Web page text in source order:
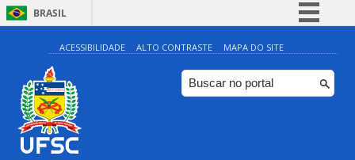
BRASIL
Simplifique!
Comunica BR
Participe
ACESSIBILIDADE ALTO CONTRASTE MAPA DO SITE